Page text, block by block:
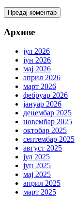
Архиве
јул 2026
јун 2026
мај 2026
април 2026
март 2026
фебруар 2026
јануар 2026
децембар 2025
новембар 2025
октобар 2025
септембар 2025
август 2025
јул 2025
јун 2025
мај 2025
април 2025
март 2025